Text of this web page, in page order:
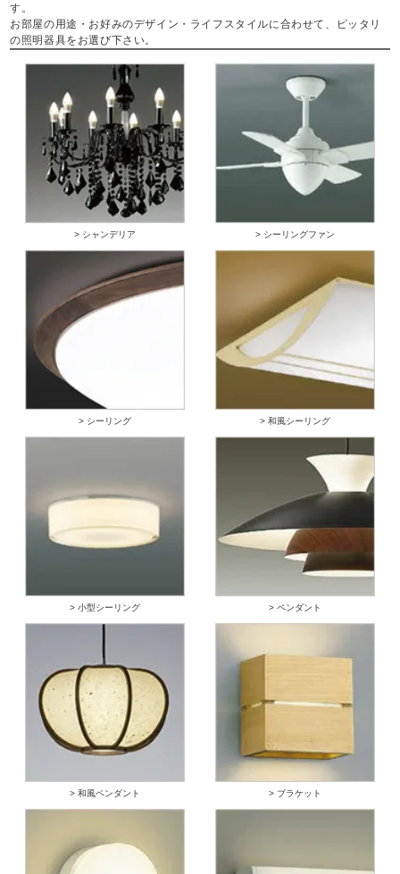
す。
お部屋の用途・お好みのデザイン・ライフスタイルに合わせて、ピッタリ
の照明器具をお選び下さい。
> シャンデリア > シーリングファン
> シーリング > 和風シーリング
> 小型シーリング > ペンダント
> 和風ペンダント > ブラケット